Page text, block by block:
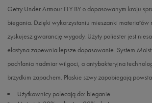
Getry Under Armour FLY BY o dopasowanym kroju
biegania. Dzięki wykorzystaniu mieszanki materiałów
zyskujesz gwarancję wygody. Użyty poliester jest
elastyna zapewnia lepsze dopasowanie. System
pochłania nadmiar wilgoci, a antybakteryjna
brzydkim zapachem. Płaskie szwy zapobiegają
Użytkownicy polecają do: bieganie